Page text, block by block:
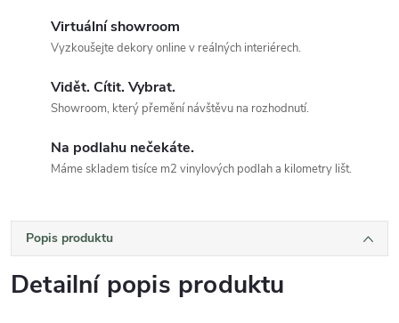
Virtuální showroom
Vyzkoušejte dekory online v reálných interiérech.
Vidět. Cítit. Vybrat.
Showroom, který přemění návštěvu na rozhodnutí.
Na podlahu nečekáte.
Máme skladem tisíce m2 vinylových podlah a kilometry lišt.
Popis produktu
Detailní popis produktu